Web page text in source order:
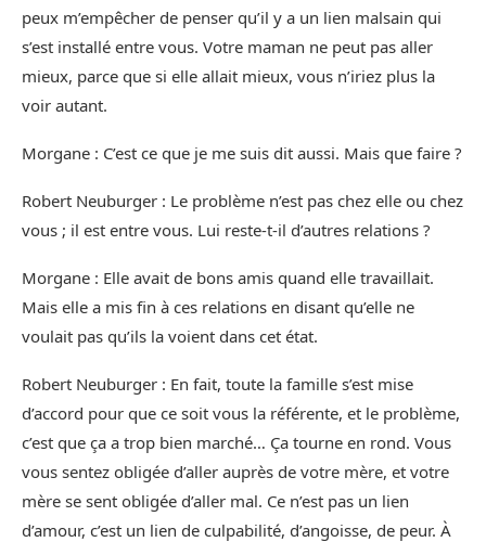
peux m’empêcher de penser qu’il y a un lien malsain qui
s’est installé entre vous. Votre maman ne peut pas aller
mieux, parce que si elle allait mieux, vous n’iriez plus la
voir autant.
Morgane : C’est ce que je me suis dit aussi. Mais que faire ?
Robert Neuburger : Le problème n’est pas chez elle ou chez
vous ; il est entre vous. Lui reste-t-il d’autres relations ?
Morgane : Elle avait de bons amis quand elle travaillait.
Mais elle a mis fin à ces relations en disant qu’elle ne
voulait pas qu’ils la voient dans cet état.
Robert Neuburger : En fait, toute la famille s’est mise
d’accord pour que ce soit vous la référente, et le problème,
c’est que ça a trop bien marché… Ça tourne en rond. Vous
vous sentez obligée d’aller auprès de votre mère, et votre
mère se sent obligée d’aller mal. Ce n’est pas un lien
d’amour, c’est un lien de culpabilité, d’angoisse, de peur. À